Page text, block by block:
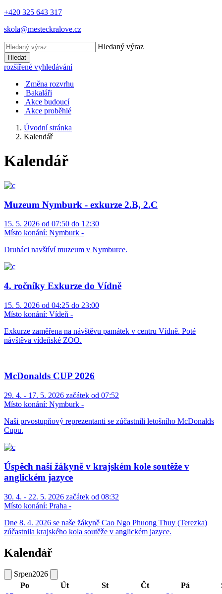
+420 325 643 317
skola@mesteckralove.cz
Hledaný výraz
Hledat
rozšířené vyhledávání
Změna rozvrhu
Bakaláři
Akce budoucí
Akce proběhlé
Úvodní stránka
Kalendář
Kalendář
Muzeum Nymburk - exkurze 2.B, 2.C
15. 5. 2026 od 07:50 do 12:30
Místo konání: Nymburk -
Druháci navštíví muzeum v Nymburce.
4. ročníky Exkurze do Vídně
15. 5. 2026 od 04:25 do 23:00
Místo konání: Vídeň -
Exkurze zaměřena na návštěvu památek v centru Vídně. Poté
návštěva vídeňské ZOO.
McDonalds CUP 2026
29. 4. - 17. 5. 2026 začátek od 07:52
Místo konání: Nymburk -
Naši prvostupňový reprezentanti se zúčastnili letošního McDonalds
Cupu.
Úspěch naší žákyně v krajském kole soutěže v
anglickém jazyce
30. 4. - 22. 5. 2026 začátek od 08:32
Místo konání: Praha -
Dne 8. 4. 2026 se naše žákyně Cao Ngo Phuong Thuy (Terezka)
zúčastnila krajského kola soutěže v anglickém jazyce.
Kalendář
Srpen2026
Po
Út St Čt Pá